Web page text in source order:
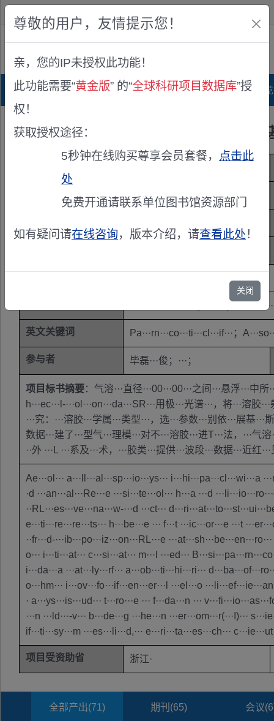
公众版
首页 科研项目库 项目指南库 奖项
20···FC···07··
模式···类器···胶；···性；···激光
英文关键词 Pa···rn···co···ti···cl···if···；
参与者 毕磊···俊；···；
项目标书摘要：气溶···直径···00···00···之间···悬浮···中所
h···ec···l-···ol···on···da···SR···用极···光谱···，将···溶
···究：···溶胶···学属···类型···，选···参数···别依···展基
数据···建了···型气···理模···对不···溶胶···进T···法，···气
··外 ···L ···系及···术，···胶类···提供···波段···数据···近红
Ae···ol··· a···ll···al···sp···io···ys··· i···hi···pa···cl···wi···a
·d ···an···al···Re···e ···si···te···ol··· h···a ···d
··RL···es···ve···na···w-···d ···ct···
e···ti···re···re···ts··· h···be···e ··· f···t ···ic···or···e ···t
··fr···d-···ib···po···iz···on···RL···e
o··· i···ti···at··· c···si···at··· m···l ···ed···
i···da···a ···at···ly···rf··· a···ob···ti···hi···ri···
o···hm··· i···ov···fo···if···en···er···l ···el···o
· a···ys···is···ud··· t···ro···e ··· f···da···n ···
···n ···ld···-v··· b···de···g ···he···n ···er···om···r(···I)···
if···ti···sy···m ···es···li···d,··· e···ri···ta···es···ch···
项目受资助省 浙江·
全部产出(71) 期刊(65) 会议(6
尊敬的用户，友情提示您！
亲，您的IP未授权此功能！
此功能需要“黄金版” 的“全球科研项目数据库”授
权！
获取授权途径：
5秒钟在线购买尊享会员套餐， 点击此
处
免费开通请联系单位图书馆资源部门
如有疑问请在线咨询，版本介绍，请查看此处！
关闭